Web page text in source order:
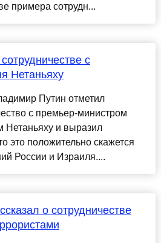
примера сотрудн...
с
Нетаньяху
Путин отметил
с премьер-министром
Нетаньяху и выразил
это положительно скажется
России и Израиля....
о сотрудничестве